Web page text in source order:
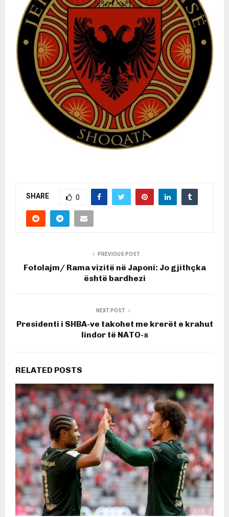
SHARE 0
PREVIOUS POST
Fotolajm/ Rama vizitë në Japoni: Jo gjithçka
është bardhezi
NEXT POST
Presidenti i SHBA-ve takohet me krerët e krahut
lindor të NATO-s
RELATED POSTS